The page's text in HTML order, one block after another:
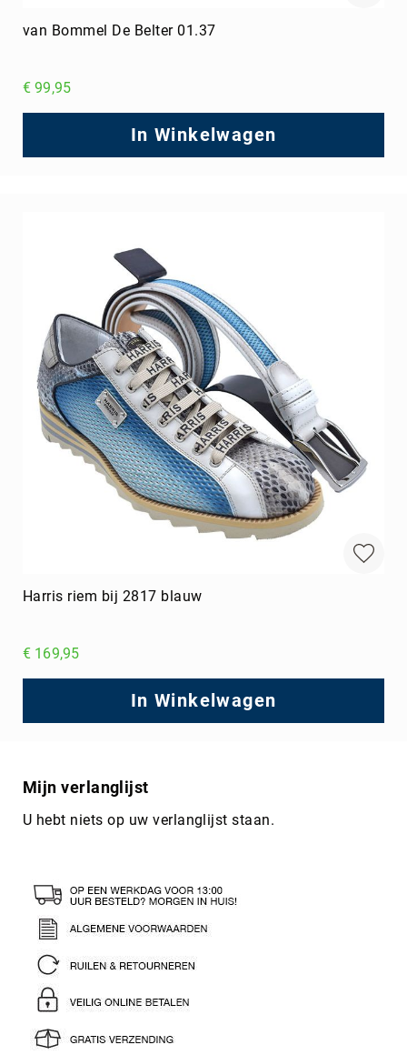
van Bommel De Belter 01.37
€ 99,95
In Winkelwagen
Harris riem bij 2817 blauw
€ 169,95
In Winkelwagen
Mijn verlanglijst
U hebt niets op uw verlanglijst staan.